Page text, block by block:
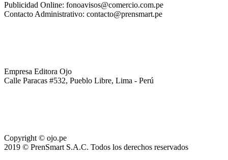
Publicidad Online: fonoavisos@comercio.com.pe
Contacto Administrativo: contacto@prensmart.pe
Empresa Editora Ojo
Calle Paracas #532, Pueblo Libre, Lima - Perú
Copyright © ojo.pe
2019 © PrenSmart S.A.C. Todos los derechos reservados